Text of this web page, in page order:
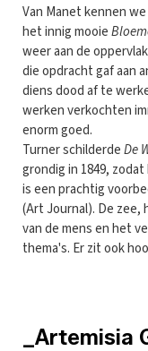
Van Manet kennen
het innig mooie
weer aan de
die opdracht gaf aan
diens dood af te
werken verkochten
enorm goed.
Turner schilderdeDe
grondig in 1849,
is een prachtig
(Art Journal). De
van de mens en het
thema's. Er zit ook
_Artemisia